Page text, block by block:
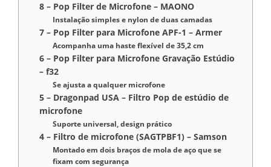
8 – Pop Filter de Microfone – MAONO
Instalação simples e nylon de duas camadas
7 – Pop Filter para Microfone APF-1 – Armer
Acompanha uma haste flexível de 35,2 cm
6 – Pop Filter para Microfone Gravação Estúdio
– f32
Se ajusta a qualquer microfone
5 – Dragonpad USA – Filtro Pop de estúdio de
microfone
Suporte universal, design prático
4 – Filtro de microfone (SAGTPBF1) – Samson
Montado em dois braços de mola de aço que se
fixam com segurança